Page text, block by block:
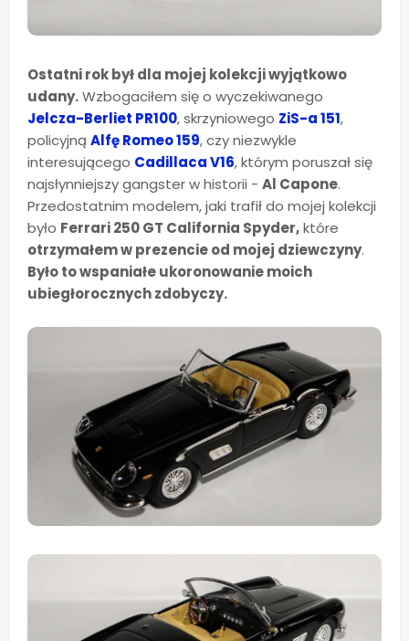
Ostatni rok był dla mojej kolekcji wyjątkowo
udany.Wzbogaciłem się o wyczekiwanego
Jelcza-Berliet PR100, skrzyniowego ZiS-a 151,
policyjną Alfę Romeo 159, czy niezwykle
interesującego Cadillaca V16, którym poruszał się
najsłynniejszy gangster w historii - Al Capone.
Przedostatnim modelem, jaki trafił do mojej kolekcji
było Ferrari 250 GT California Spyder,które
otrzymałem w prezencie od mojej dziewczyny.
Było to wspaniałe ukoronowanie moich
ubiegłorocznych zdobyczy.